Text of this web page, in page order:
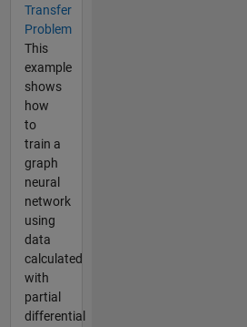
Transfer
Problem
This
example
shows
how
to
train a
graph
neural
network
using
data
calculated
with
partial
differential